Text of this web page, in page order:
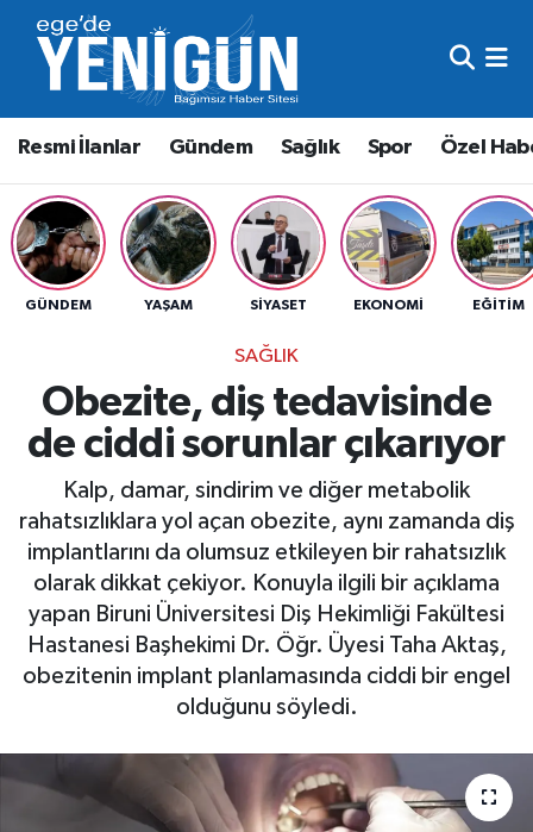
Resmi İlanlar Gündem Sağlık Spor Özel
GÜNDEM YAŞAM SIYASET EKONOMI EĞITIM
SAĞLIK
Obezite, diş tedavisinde
de ciddi sorunlar çıkarıyor
Kalp, damar, sindirim ve diğer metabolik
rahatsızlıklara yol açan obezite, aynı zamanda diş
implantlarını da olumsuz etkileyen bir rahatsızlık
olarak dikkat çekiyor. Konuyla ilgili bir açıklama
yapan Biruni Üniversitesi Diş Hekimliği Fakültesi
Hastanesi Başhekimi Dr. Öğr. Üyesi Taha Aktaş,
obezitenin implant planlamasında ciddi bir engel
olduğunu söyledi.
Resmi İlanlar
Gündem
Sağlık
Spor
Beyoğlu Nöbetçi Eczaneler
Beyoğlu Hava Durumu
Beyoğlu Trafik Yoğunluk Haritası
Süper Lig Puan Durumu ve Fikstür
Son Dakika Haberleri
Haber Arşivi